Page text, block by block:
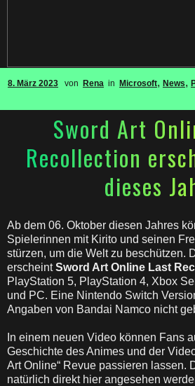
8. März 2023 von Rena in Microsoft, News,
Sword Art
Recollection
dieses
Ab dem 06. Oktober diesen Jahres
Spielerinnen mit Kirito und seinen
stürzen, um die Welt zu beschützen.
erscheintSword Art Online Last
PlayStation 5, PlayStation 4, Xbox
und PC. Eine Nintendo Switch
Angaben von Bandai Namco nicht
In einem neuen Video können Fans
Geschichte des Animes und der
Art Online“ Revue passieren lassen.
natürlich direkt hier angesehen